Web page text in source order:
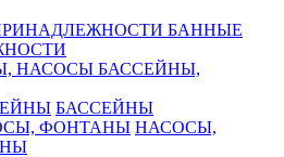
БАННЫЕ
БАССЕЙНЫ,
БАССЕЙНЫ
НАСОСЫ,